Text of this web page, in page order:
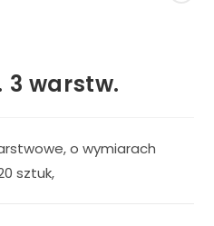
3 warstw.
o wymiarach
sztuk,